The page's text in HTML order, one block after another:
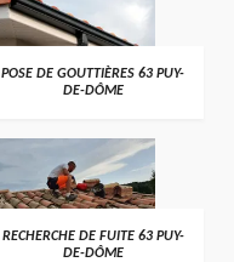
POSE DE GOUTTIÈRES 63 PUY-
DE-DÔME
RECHERCHE DE FUITE 63 PUY-
DE-DÔME